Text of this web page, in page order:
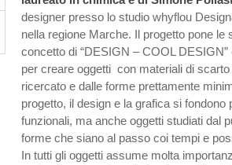
designer presso lo studio whyflou
nella regione Marche. Il progetto pone le
concetto di “DESIGN – COOL
per creare oggetti con materiali di
ricercato e dalle forme prettamente
progetto, il design e la grafica si
funzionali, ma anche oggetti studiati dal
forme che siano al passo coi tempi e
In tutti gli oggetti assume molta